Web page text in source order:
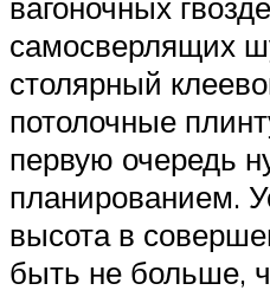
самосверлящих
столярный
потолочные
первую очередь
планированием.
высота в
быть не больше,